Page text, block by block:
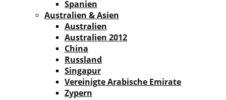
Spanien
Australien & Asien
Australien
Australien 2012
China
Russland
Singapur
Vereinigte Arabische Emirate
Zypern